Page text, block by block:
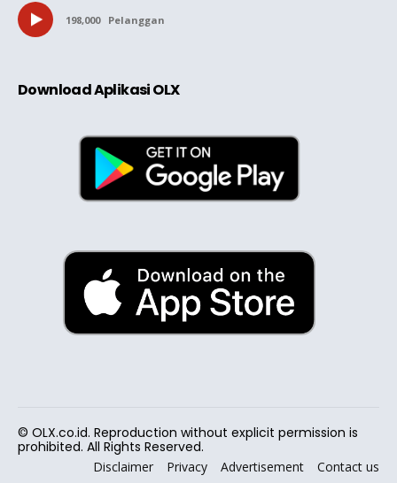
198,000 Pelanggan
Download Aplikasi OLX
© OLX.co.id. Reproduction without explicit permission is
prohibited. All Rights Reserved.
Disclaimer Privacy Advertisement Contact us